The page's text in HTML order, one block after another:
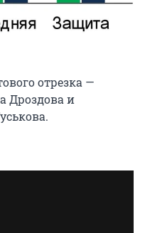
отрезка —
Дроздова и